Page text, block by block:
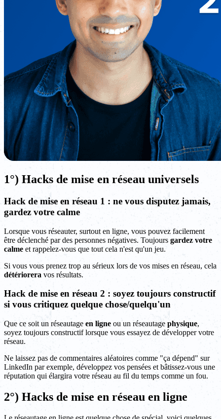
1°) Hacks de mise en réseau universels
Hack de mise en réseau 1 : ne vous disputez jamais,
gardez votre calme
Lorsque vous réseauter, surtout en ligne, vous pouvez facilement
être déclenché par des personnes négatives. Toujours gardez votre
calme et rappelez-vous que tout cela n'est qu'un jeu.
Si vous vous prenez trop au sérieux lors de vos mises en réseau, cela
détériorera vos résultats.
Hack de mise en réseau 2 : soyez toujours constructif
si vous critiquez quelque chose/quelqu'un
Que ce soit un réseautage en ligne ou un réseautage physique,
soyez toujours constructif lorsque vous essayez de développer votre
réseau.
Ne laissez pas de commentaires aléatoires comme "ça dépend" sur
LinkedIn par exemple, développez vos pensées et bâtissez-vous une
réputation qui élargira votre réseau au fil du temps comme un fou.
2°) Hacks de mise en réseau en ligne